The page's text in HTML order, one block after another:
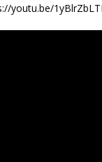
youtu.be/